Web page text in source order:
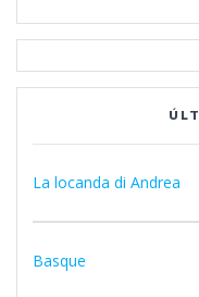
La locanda di Andrea
Basque